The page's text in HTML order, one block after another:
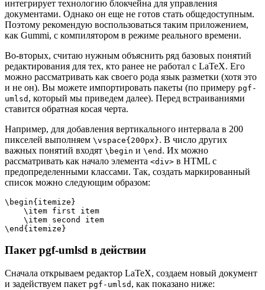
интегрирует технологию блокчейна для управления
документами. Однако он еще не готов стать общедоступным.
Поэтому рекомендую воспользоваться таким приложением,
как Gummi, с компилятором в режиме реального времени.
Во-вторых, считаю нужным объяснить ряд базовых понятий
редактирования для тех, кто ранее не работал с LaTeX. Его
можно рассматривать как своего рода язык разметки (хотя это
и не он). Вы можете импортировать пакеты (по примеру pgf-
umlsd , который мы приведем далее). Перед встраиваниями
ставится обратная косая черта.
Например, для добавления вертикального интервала в 200
пикселей выполняем \vspace{200px}. В число других
важных понятий входят \begin и \end . Их можно
рассматривать как начало элемента <div> в HTML с
предопределенными классами. Так, создать маркированный
список можно следующим образом:
\begin{itemize}
    \item first item
    \item second item
\end{itemize}
Пакет pgf-umlsd в действии
Сначала открываем редактор LaTeX, создаем новый документ
и задействуем пакет pgf-umlsd , как показано ниже: